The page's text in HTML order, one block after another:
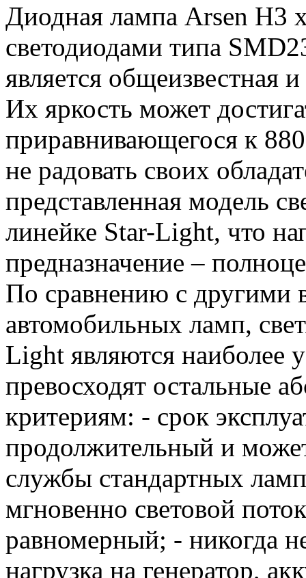
Диодная лампа Arsen H3
светодиодами типа
является общеизвестная
Их яркость может
приравнивающегося к
не радовать своих
представленная модель
линейке Star-Light, что
предназначение –
По сравнению с другими
автомобильных ламп,
Light являются наиболее
превосходят остальные
критериям: - срок
продолжительный и
службы стандартных
мгновенно световой
равномерный; - никогда
нагрузка на генератор,